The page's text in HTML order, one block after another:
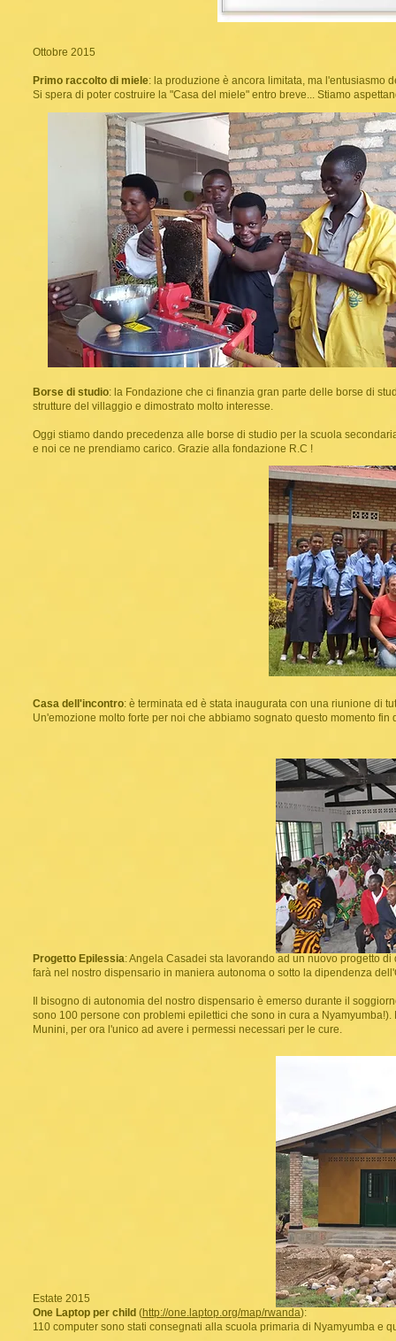
Ottobre 2015
Primo raccolto di miele: la produzione è ancora limitata, ma l'entusiasmo
Si spera di poter costruire la "Casa del miele" entro breve... Stiamo
Borse di studio: la Fondazione che ci finanzia gran parte delle borse di
strutture del villaggio e dimostrato molto interesse.
Oggi stiamo dando precedenza alle borse di studio per la scuola
e noi ce ne prendiamo carico. Grazie alla fondazione R.C !
Casa dell'incontro: è terminata ed è stata inaugurata con una riunione di
Un'emozione molto forte per noi che abbiamo sognato questo momento
Progetto Epilessia: Angela Casadei sta lavorando ad un nuovo progetto
farà nel nostro dispensario in maniera autonoma o sotto la dipendenza
Il bisogno di autonomia del nostro dispensario è emerso durante il
sono 100 persone con problemi epilettici che sono in cura a
Munini, per ora l'unico ad avere i permessi necessari per le cure.
Estate 2015
One Laptop per child (http://one.laptop.org/map/rwanda):
110 computer sono stati consegnati alla scuola primaria di Nyamyumba e